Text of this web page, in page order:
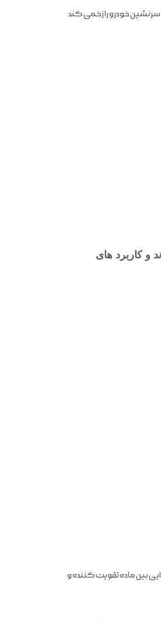
خودرو را زخمی کند
و کاربرد های
بین ماده تقویت کننده و